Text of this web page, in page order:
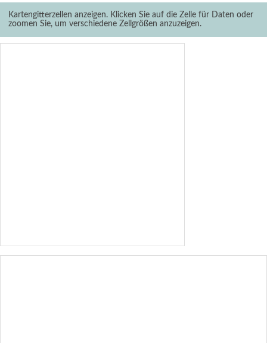
Kartengitterzellen anzeigen. Klicken Sie auf die Zelle für Daten oder
zoomen Sie, um verschiedene Zellgrößen anzuzeigen.